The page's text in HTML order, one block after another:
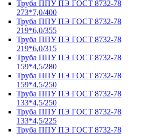
Труба ППУ ПЭ ГОСТ 8732-78
273*7,0/400
Труба ППУ ПЭ ГОСТ 8732-78
219*6,0/355
Труба ППУ ПЭ ГОСТ 8732-78
219*6,0/315
Труба ППУ ПЭ ГОСТ 8732-78
159*4,5/280
Труба ППУ ПЭ ГОСТ 8732-78
159*4,5/250
Труба ППУ ПЭ ГОСТ 8732-78
133*4,5/250
Труба ППУ ПЭ ГОСТ 8732-78
133*4,5/225
Труба ППУ ПЭ ГОСТ 8732-78